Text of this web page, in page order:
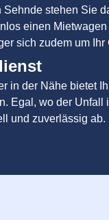
Sehnde stehen Sie
einen
sich zudem um Ihr
in der Nähe bietet
Egal, wo der Unfall
und zuverlässig ab.